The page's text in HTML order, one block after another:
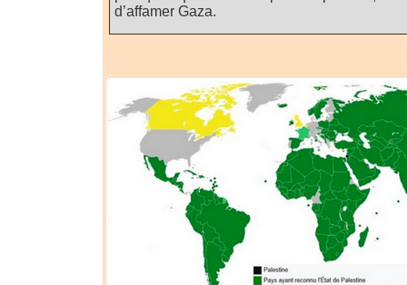
d’affamer Gaza.